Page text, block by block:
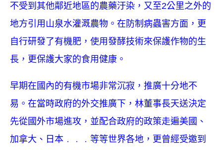
不受到其他鄰近地區的農藥汙染，又至2公里之外的
地方引用山泉水灌溉農物。在防制病蟲害方面，更
自行研發了有機肥，使用發酵技術來保護作物的生
長，更保護大家的食用健康。
早期在國內的有機市場非常沉寂，推廣十分地不
易。在當時政府的外交推廣下，林董事長天送決定
先從國外市場進攻，並配合政府的政策走遍美國、
加拿大、日本﹒﹒﹒等等世界各地，更曾經受邀到